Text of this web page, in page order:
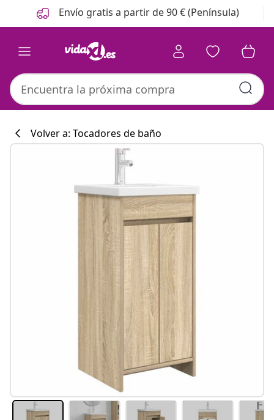
Anterior
Siguiente Envío gratis a partir de 90 € (Península)
#sharemevidaxl
Volver a: Tocadores de baño